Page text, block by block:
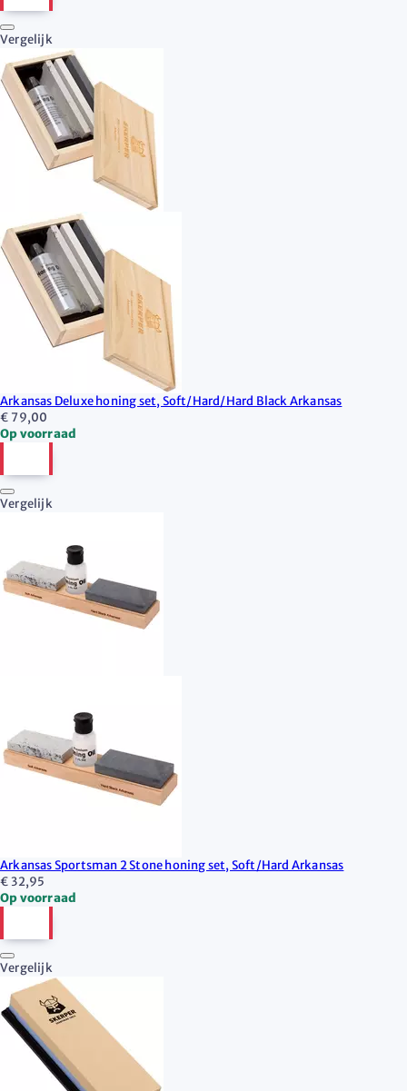
Vergelijk
Arkansas Deluxe honing set, Soft/Hard/Hard Black Arkansas
€ 79,00
Op voorraad
Vergelijk
Arkansas Sportsman 2 Stone honing set, Soft/Hard Arkansas
€ 32,95
Op voorraad
Vergelijk